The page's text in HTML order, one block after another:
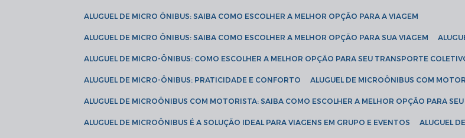
ALUGUEL DE MICRO ÔNIBUS: SAIBA COMO ESCOLHER A MELHOR OPÇÃO PARA A VIAGEM
ALUGUEL DE MICRO ÔNIBUS: SAIBA COMO ESCOLHER A MELHOR OPÇÃO PARA SUA VIAGEM
ALUGUEL DE MICRO-ÔNIBUS: COMO ESCOLHER A MELHOR OPÇÃO PARA SEU TRANSPORTE
ALUGUEL DE MICRO-ÔNIBUS: PRATICIDADE E CONFORTO ALUGUEL DE MICROÔNIBUS COM
ALUGUEL DE MICROÔNIBUS COM MOTORISTA: SAIBA COMO ESCOLHER A MELHOR OPÇÃO PARA
ALUGUEL DE MICROÔNIBUS É A SOLUÇÃO IDEAL PARA VIAGENS EM GRUPO E EVENTOS ALUGUEL